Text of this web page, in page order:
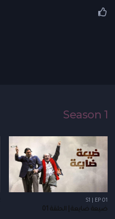
Season 1
S1 | EP 01
ضيعة ضايعة | الحلقة 01